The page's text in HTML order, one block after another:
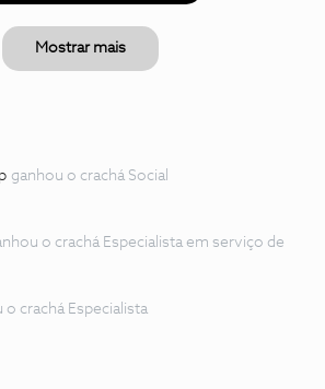
Mostrar mais
ganhou o crachá Social
o crachá Especialista em serviço de
o crachá Especialista